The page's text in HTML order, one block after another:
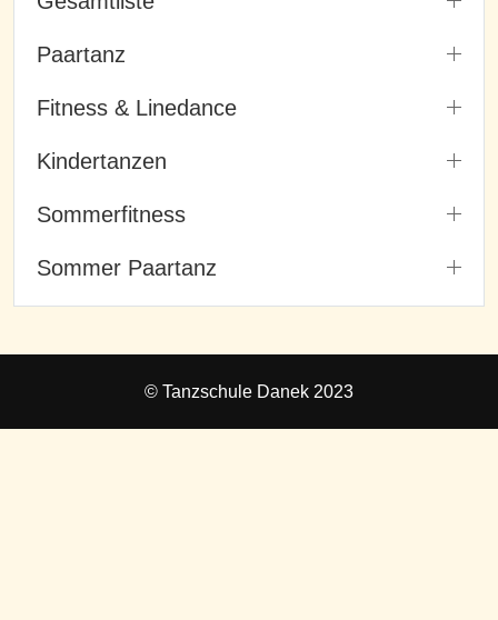
Paartanz
Fitness & Linedance
Kindertanzen
Sommerfitness
Sommer Paartanz
© Tanzschule Danek 2023